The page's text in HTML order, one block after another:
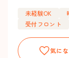
未経験OK
受付フロント
気に